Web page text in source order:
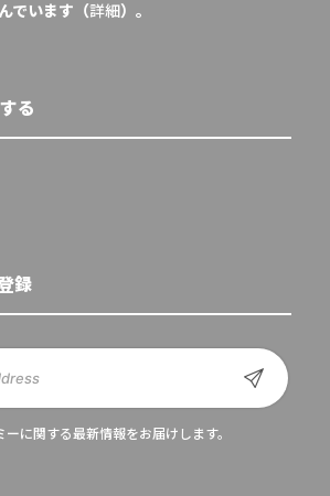
でいます（詳細）。
る
録
に関する最新情報をお届けします。